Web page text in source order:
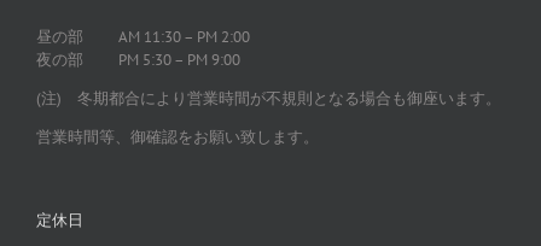
昼の部 AM 11:30 – PM 2:00
夜の部 PM 5:30 – PM 9:00
(注) 冬期都合により営業時間が不規則となる場合も御座います。
営業時間等、御確認をお願い致します。
定休日